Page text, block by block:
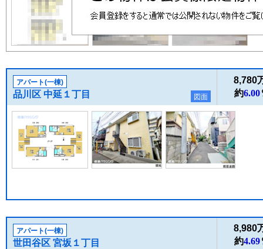
アパート(一棟)
品川区 中延１丁目 図面
8,780
約6.00
アパート(一棟)
世田谷区 宮坂１丁目
8,980
約4.69